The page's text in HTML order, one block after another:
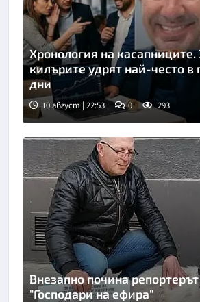
Хронология на
килърите удрят най-често в
дни
10 август | 22:53 0 293
Внезапно почина
"Господари на ефира"